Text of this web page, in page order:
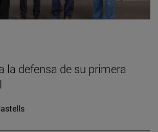
la defensa de su primera